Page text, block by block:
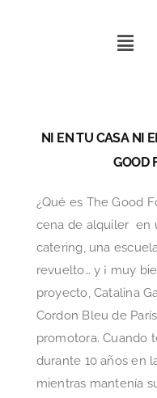
NI EN TU CASA NI
GOOD
¿Qué es The Good
cena de alquiler en
catering, una
revuelto… y ¡ muy
proyecto, Catalina
Cordon Bleu de
promotora. Cuando
durante 10 años en
mientras mantenía